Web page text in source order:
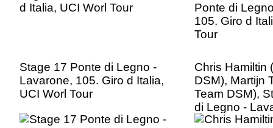
Stage 17 Ponte di Legno -
Lavarone, 105. Giro d Italia,
UCI Worl Tour
Chris Hamiltin
DSM), Martijn
Team DSM),
di Legno -
Giro d Italia,